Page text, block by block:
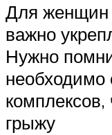
Для женщин
важно
Нужно
необходимо
грыжу